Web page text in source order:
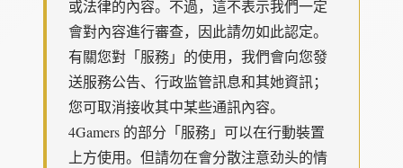
或法律的內容。不過，這不表示我們一定
會對內容進行審查，因此請勿如此認定。
有關您對「服務」的使用，我們會向您發
送服務公告、行政监管訊息和其她資訊；
您可取消接收其中某些通訊內容。
4Gamers 的部分「服務」可以在行動裝置
上方使用。但請勿在會分散注意劲头的情